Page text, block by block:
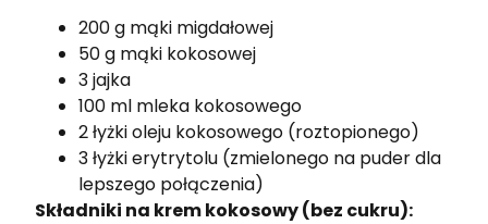
200 g mąki migdałowej
50 g mąki kokosowej
3 jajka
100 ml mleka kokosowego
2 łyżki oleju kokosowego (roztopionego)
3 łyżki erytrytolu (zmielonego na puder dla
lepszego połączenia)
Składniki na krem kokosowy (bez cukru):